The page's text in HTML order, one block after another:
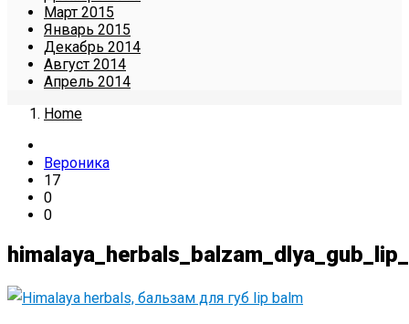
Март 2015
Январь 2015
Декабрь 2014
Август 2014
Апрель 2014
Home
Вероника
17
0
0